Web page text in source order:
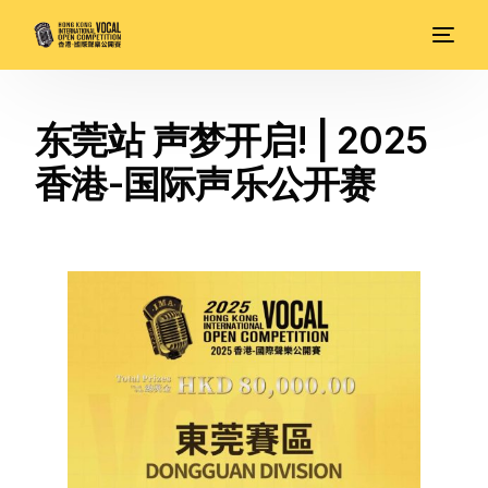
东莞站 声梦开启! | 2025
香港-国际声乐公开赛